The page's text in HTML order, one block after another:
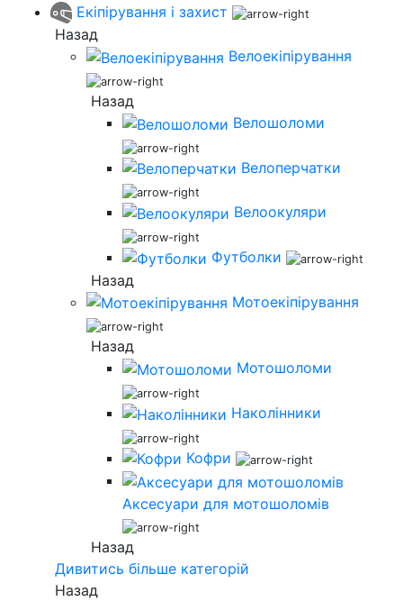
Екіпірування і захист
Назад
Велоекіпірування
Назад
Велошоломи
Велоперчатки
Велоокуляри
Футболки
Назад
Мотоекіпірування
Назад
Мотошоломи
Наколінники
Кофри
Аксесуари для мотошоломів
Назад
Дивитись більше категорій
Назад